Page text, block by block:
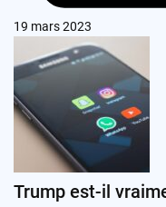
19 mars 2023
Trump est-il